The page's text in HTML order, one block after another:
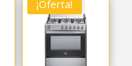
$545.15.
¡Oferta!